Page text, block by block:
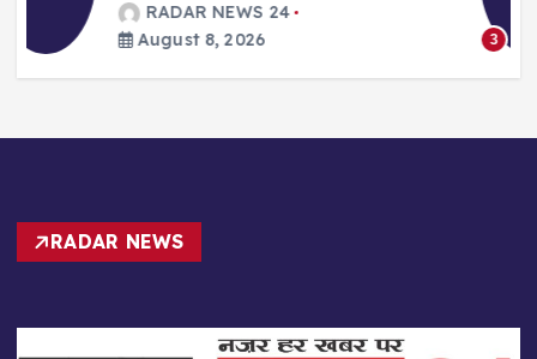
RADAR NEWS 24
August 8, 2026
RADAR NEWS